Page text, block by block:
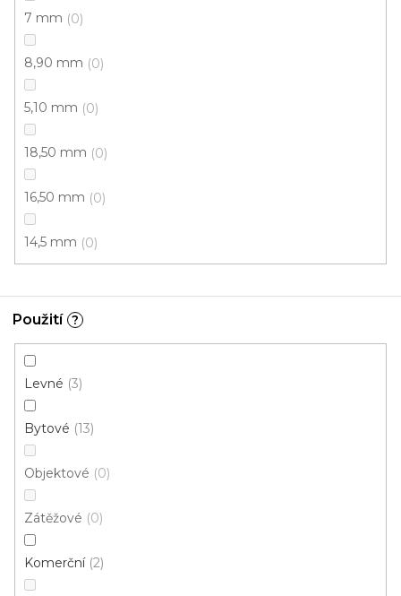
7 mm 0
8,90 mm 0
5,10 mm 0
18,50 mm 0
16,50 mm 0
14,5 mm 0
Použití ?
Levné 3
Bytové 13
Objektové 0
Zátěžové 0
Komerční 2
454 Kč/ m2
5 m